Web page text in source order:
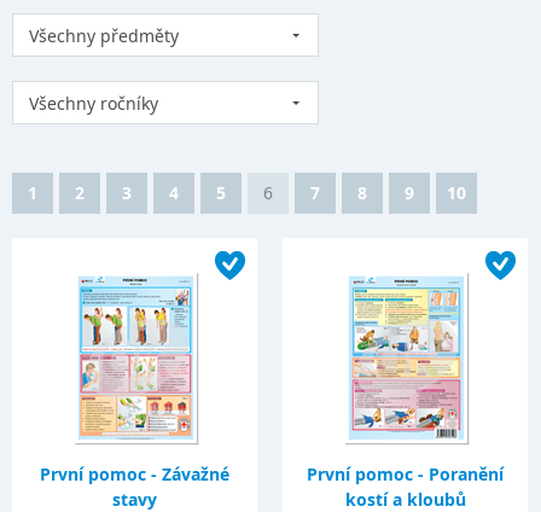
Všechny předměty
Všechny ročníky
1 2 3 4 5 6 7 8 9 10
První pomoc - Závažné
stavy
První pomoc - Poranění
kostí a kloubů